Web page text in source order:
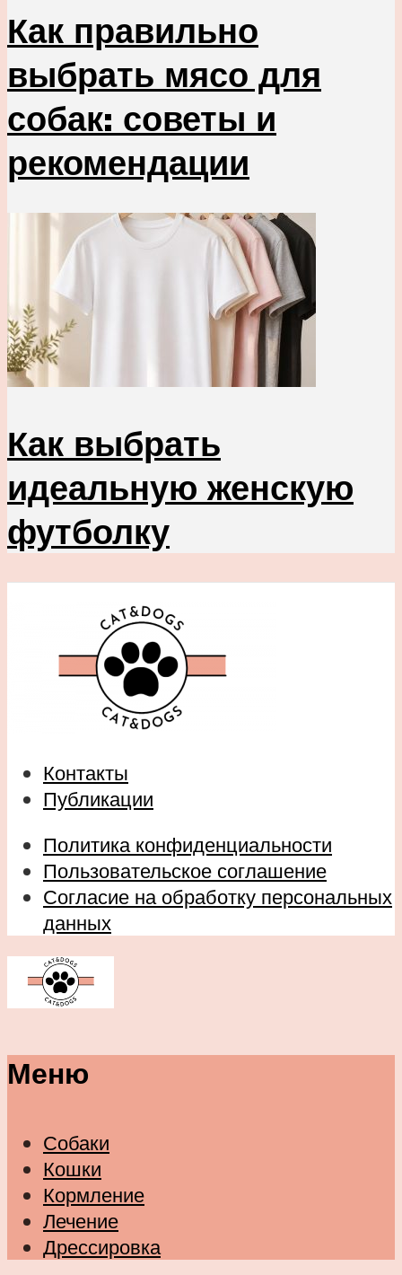
Как правильно
выбрать мясо для
собак: советы и
рекомендации
Как выбрать
идеальную женскую
футболку
Контакты
Публикации
Политика конфиденциальности
Пользовательское соглашение
Согласие на обработку персональных
данных
Меню
Собаки
Кошки
Кормление
Лечение
Дрессировка